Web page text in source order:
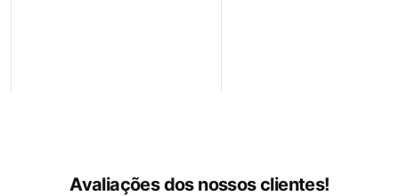
Avaliações dos nossos clientes!